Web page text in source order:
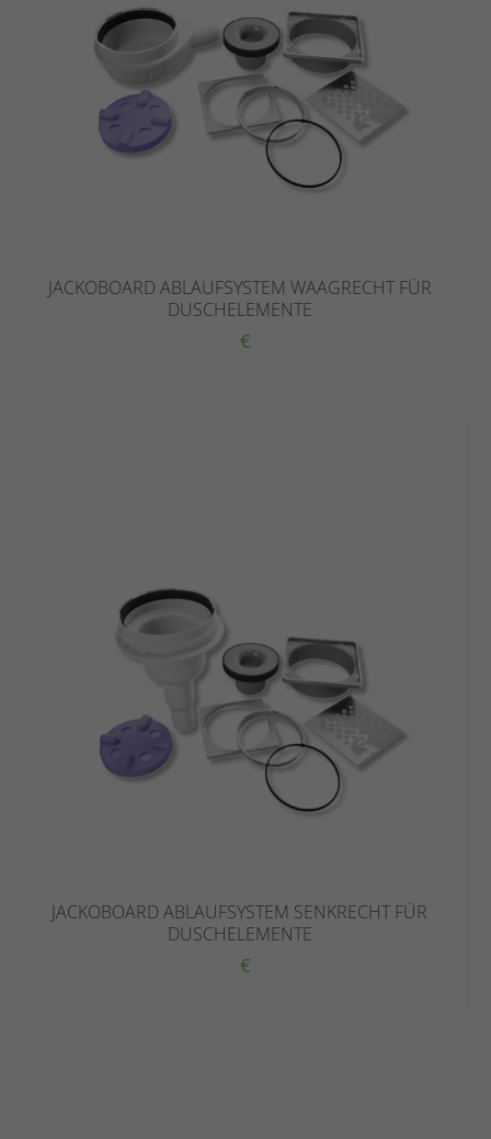
JACKOBOARD ABLAUFSYSTEM WAAGRECHT FÜR
DUSCHELEMENTE
€
JACKOBOARD ABLAUFSYSTEM SENKRECHT FÜR
DUSCHELEMENTE
€